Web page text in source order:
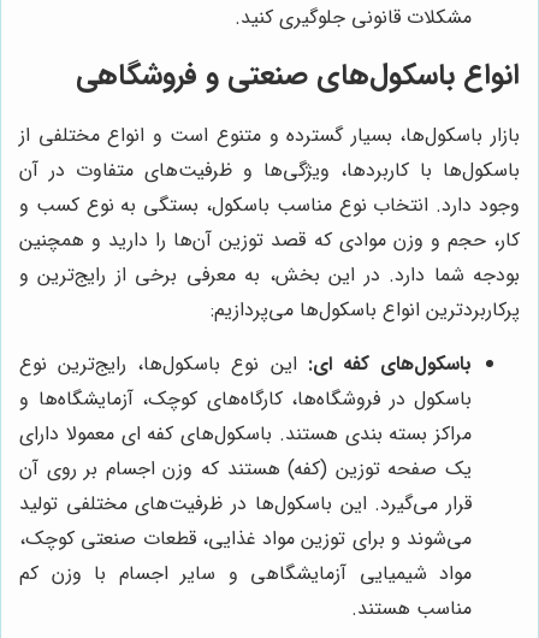
مشکلات قانونی جلوگیری کنید.
انواع باسکول‌های صنعتی و فروشگاهی
بازار باسکول‌ها، بسیار گسترده و متنوع است و انواع مختلفی از
باسکول‌ها با کاربردها، ویژگی‌ها و ظرفیت‌های متفاوت در آن
وجود دارد. انتخاب نوع مناسب باسکول، بستگی به نوع کسب و
کار، حجم و وزن موادی که قصد توزین آن‌ها را دارید و همچنین
بودجه شما دارد. در این بخش، به معرفی برخی از رایج‌ترین و
پرکاربردترین انواع باسکول‌ها می‌پردازیم:
باسکول‌های کفه ای: این نوع باسکول‌ها، رایج‌ترین نوع
باسکول در فروشگاه‌ها، کارگاه‌های کوچک، آزمایشگاه‌ها و
مراکز بسته بندی هستند. باسکول‌های کفه ای معمولا دارای
یک صفحه توزین (کفه) هستند که وزن اجسام بر روی آن
قرار می‌گیرد. این باسکول‌ها در ظرفیت‌های مختلفی تولید
می‌شوند و برای توزین مواد غذایی، قطعات صنعتی کوچک،
مواد شیمیایی آزمایشگاهی و سایر اجسام با وزن کم
مناسب هستند.